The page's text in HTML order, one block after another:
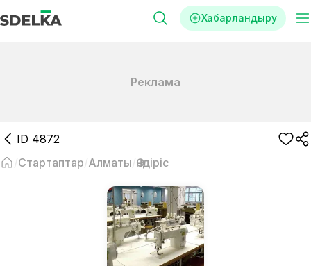
Хабарландыру
Реклама
ID 4872
Стартаптар Алматы Өндіріс